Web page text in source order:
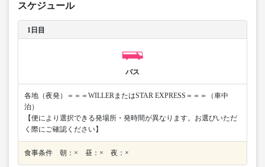
スケジュール
1日目
バス
各地（夜発）＝＝＝WILLERまたはSTAR EXPRESS＝＝＝（車中
泊）
【便により選択できる発場所・発時間が異なります。お選びいただ
く際にご確認ください】
食事条件 朝：× 昼：× 夜：×